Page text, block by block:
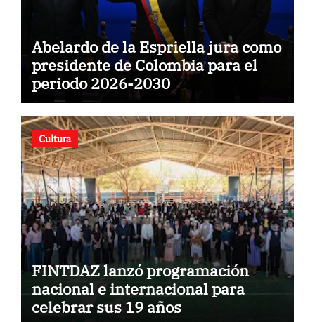
Abelardo de la Espriella jura como
presidente de Colombia para el
periodo 2026-2030
Cultura
FINTDAZ lanzó programación
nacional e internacional para
celebrar sus 19 años